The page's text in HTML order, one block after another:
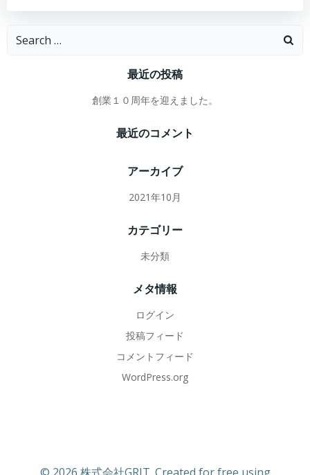
ナ
ビ
Search
最近の投稿
創業１０周年を迎えました。
最近のコメント
アーカイブ
2021年10月
カテゴリー
未分類
メタ情報
ログイン
投稿フィード
コメントフィード
WordPress.org